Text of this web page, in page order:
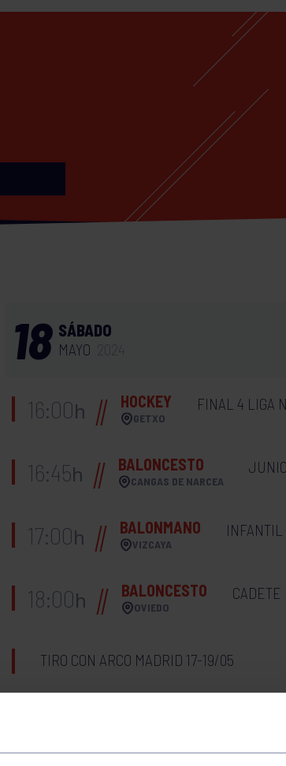
18 SÁBADO
MAYO
16:00h HOCKEY
GETXO
FINAL 4 LIGA
16:45h BALONCESTO
CANGAS DE NARCEA
17:00h BALONMANO
VIZCAYA
INFANTIL
18:00h BALONCESTO
OVIEDO
CADETE
TIRO CON ARCO MADRID 17-19/05